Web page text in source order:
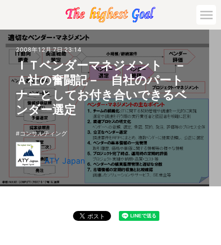
2008年12月 7日 23:14
ＩＴベンダーマネジメント －
Ａ社の奮闘記－ 自社のパート
ナーとしてお付き合いできるベ
ンダー選定
コンサルティング
ATY Japan